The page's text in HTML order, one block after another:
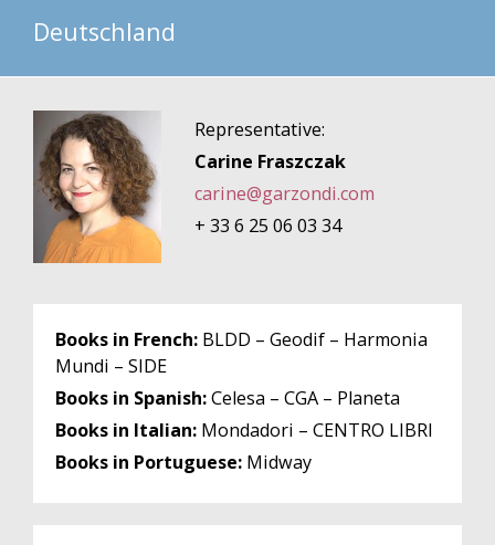
Deutschland
Representative:
Carine Fraszczak
carine@garzondi.com
+ 33 6 25 06 03 34
Books in French: BLDD – Geodif – Harmonia
Mundi – SIDE
Books in Spanish:Celesa – CGA – Planeta
Books in Italian: Mondadori – CENTRO LIBRI
Books in Portuguese: Midway